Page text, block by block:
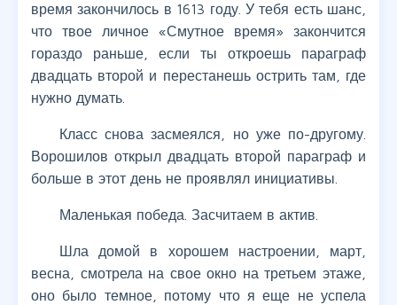
время закончилось в 1613 году. У тебя есть шанс,
что твое личное «Смутное время» закончится
гораздо раньше, если ты откроешь параграф
двадцать второй и перестанешь острить там, где
нужно думать.
Класс снова засмеялся, но уже по-другому.
Ворошилов открыл двадцать второй параграф и
больше в этот день не проявлял инициативы.
Маленькая победа. Засчитаем в актив.
Шла домой в хорошем настроении, март,
весна, смотрела на свое окно на третьем этаже,
оно было темное, потому что я еще не успела